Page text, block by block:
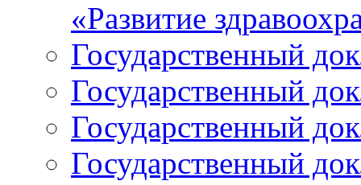
«Развитие
Государственный
Государственный
Государственный
Государственный